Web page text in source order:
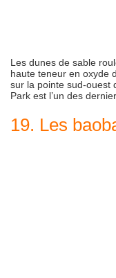
Les dunes de sable
haute teneur en oxyde
sur la pointe sud-ouest
Park est l’un des
19. Les